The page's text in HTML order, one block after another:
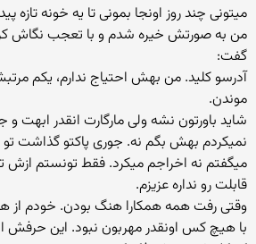
میتونی چند روز اونجا بمونی تا یه خونه تازه
من به صورتش خیره شدم و با تعجب نگاش
گفت:
آدرسو کلید. من بهش احتیاج ندارم، یکم
موندن.
شاید باورتون نشه ولی مارگارت انقدر
نمیکردم بهش بگم نه. جوری پاکتو گذاشت تو
میگفتم نه اخراجم میکرد. فقط تونستم ازش
قابلت رو نداره عزیزم.
وقتی رفت همه همکارا هنگ بودن. خودم از
با هیچ کس اونقدر مهربون نبود. این حرفش